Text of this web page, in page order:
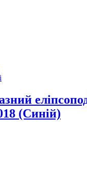
(Синій)